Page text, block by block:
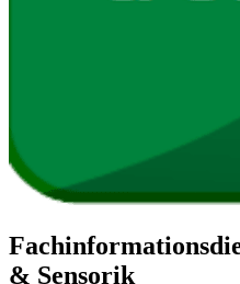
& Sensorik